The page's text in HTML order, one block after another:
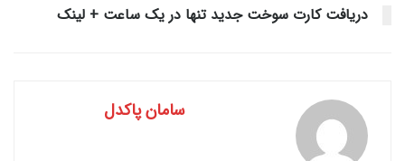
دریافت کارت سوخت جدید تنها در یک ساعت + لینک
سامان پاکدل